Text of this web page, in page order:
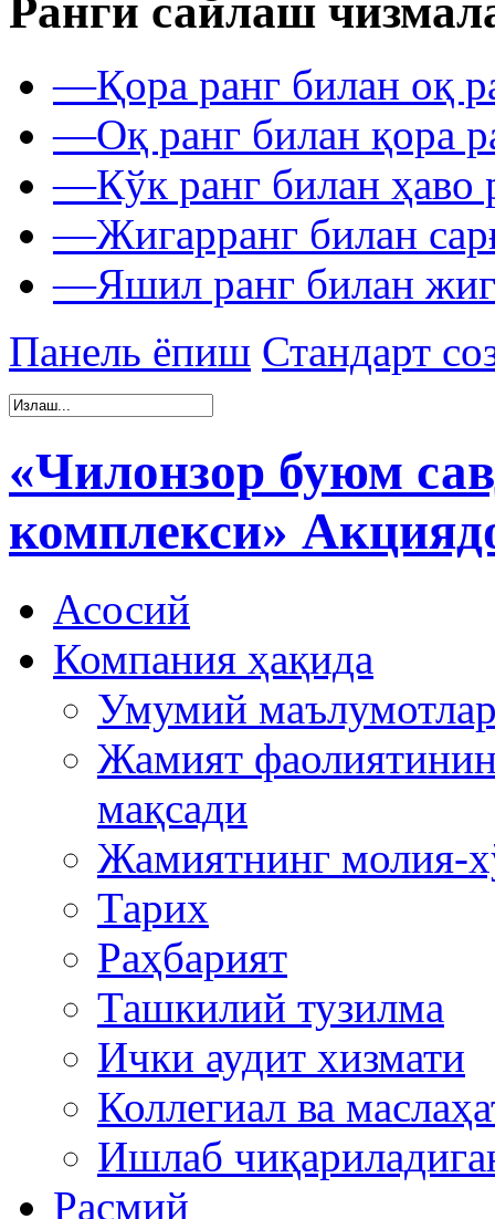
Ранги сайлаш
—Қора ранг билан оқ
—Оқ ранг билан қора
—Кўк ранг билан ҳаво
—Жигарранг билан
—Яшил ранг билан
Панель ёпиш Стандарт
«Чилонзор буюм
комплекси»
Асосий
Компания ҳақида
Умумий
Жамият
мақсади
Жамиятнинг молия-
Тарих
Раҳбарият
Ташкилий тузилма
Ички аудит хизмати
Коллегиал ва
Ишлаб
Расмий